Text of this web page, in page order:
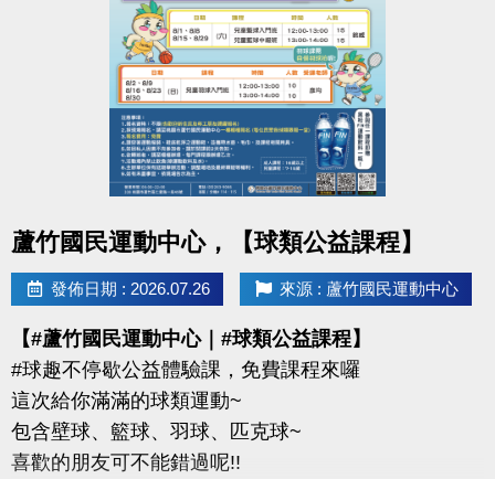
蘆竹國民運動中心，【球類公益課程】
發佈日期 : 2026.07.26 來源 : 蘆竹國民運動中心
【#蘆竹國民運動中心｜#球類公益課程】
#球趣不停歇公益體驗課，免費課程來囉
這次給你滿滿的球類運動~
包含壁球、籃球、羽球、匹克球~
喜歡的朋友可不能錯過呢!!